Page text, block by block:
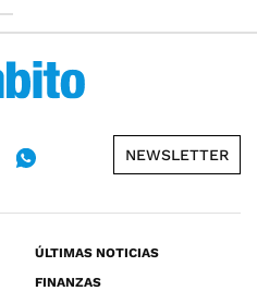
NEWSLETTER
ÚLTIMAS NOTICIAS
FINANZAS